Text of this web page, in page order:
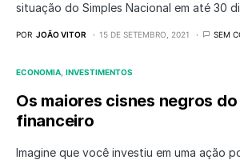
situação do Simples Nacional em até 30
POR JOÃO VITOR 15 DE SETEMBRO, 2021 SEM
ECONOMIA INVESTIMENTOS
Os maiores cisnes negros
financeiro
Imagine que você investiu em uma ação